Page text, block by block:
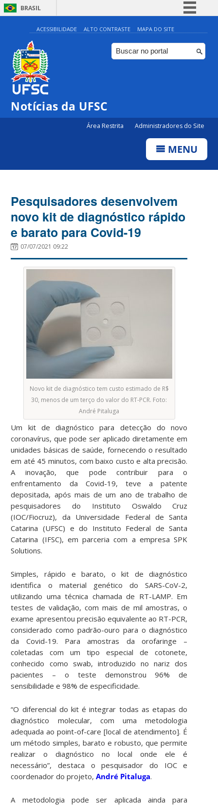
BRASIL
Simplifique!
Comunica BR
Participe
ACESSIBILIDADE ALTO CONTRASTE MAPA DO SITE
Notícias da UFSC
Área Restrita Administradores do Site
MENU
Pesquisadores desenvolvem
novo kit de diagnóstico rápido
e barato para Covid-19
07/07/2021 09:22
Novo kit de diagnóstico tem custo estimado de R$
30, menos de um terço do valor do RT-PCR. Foto:
André Pitaluga
Um kit de diagnóstico para detecção do novo
coronavírus, que pode ser aplicado diretamente em
unidades básicas de saúde, fornecendo o resultado
em até 45 minutos, com baixo custo e alta precisão.
A inovação, que pode contribuir para o
enfrentamento da Covid-19, teve a patente
depositada, após mais de um ano de trabalho de
pesquisadores do Instituto Oswaldo Cruz
(IOC/Fiocruz), da Universidade Federal de Santa
Catarina (UFSC) e do Instituto Federal de Santa
Catarina (IFSC), em parceria com a empresa SPK
Solutions.
Simples, rápido e barato, o kit de diagnóstico
identifica o material genético do SARS-CoV-2,
utilizando uma técnica chamada de RT-LAMP. Em
testes de validação, com mais de mil amostras, o
exame apresentou precisão equivalente ao RT-PCR,
considerado como padrão-ouro para o diagnóstico
da Covid-19. Para amostras da orofaringe –
coletadas com um tipo especial de cotonete,
conhecido como swab, introduzido no nariz dos
pacientes – o teste demonstrou 96% de
sensibilidade e 98% de especificidade.
“O diferencial do kit é integrar todas as etapas do
diagnóstico molecular, com uma metodologia
adequada ao point-of-care [local de atendimento]. É
um método simples, barato e robusto, que permite
realizar o diagnóstico no local onde ele é
necessário”, destaca o pesquisador do IOC e
coordenador do projeto,André Pitaluga.
A metodologia pode ser aplicada ainda para